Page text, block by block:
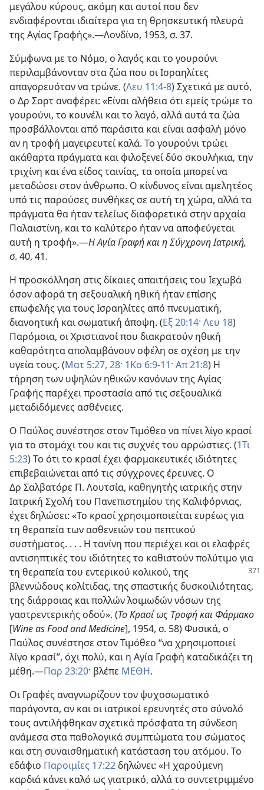
μεγάλου κύρους, ακόμη και αυτοί που δεν
ενδιαφέρονται ιδιαίτερα για τη θρησκευτική πλευρά
της Αγίας Γραφής».—Λονδίνο, 1953, σ. 37.
Σύμφωνα με το Νόμο, ο λαγός και το γουρούνι
περιλαμβάνονταν στα ζώα που οι Ισραηλίτες
απαγορευόταν να τρώνε. (Λευ 11:4-8) Σχετικά με αυτό,
ο Δρ Σορτ αναφέρει: «Είναι αλήθεια ότι εμείς τρώμε το
γουρούνι, το κουνέλι και το λαγό, αλλά αυτά τα ζώα
προσβάλλονται από παράσιτα και είναι ασφαλή μόνο
αν η τροφή μαγειρευτεί καλά. Το γουρούνι τρώει
ακάθαρτα πράγματα και φιλοξενεί δύο σκουλήκια, την
τριχίνη και ένα είδος ταινίας, τα οποία μπορεί να
μεταδώσει στον άνθρωπο. Ο κίνδυνος είναι αμελητέος
υπό τις παρούσες συνθήκες σε αυτή τη χώρα, αλλά τα
πράγματα θα ήταν τελείως διαφορετικά στην αρχαία
Παλαιστίνη, και το καλύτερο ήταν να αποφεύγεται
αυτή η τροφή».—Η Αγία Γραφή και η Σύγχρονη Ιατρική,
σ. 40, 41.
Η προσκόλληση στις δίκαιες απαιτήσεις του Ιεχωβά
όσον αφορά τη σεξουαλική ηθική ήταν επίσης
επωφελής για τους Ισραηλίτες από πνευματική,
διανοητική και σωματική άποψη. (Εξ 20:14· Λευ 18)
Παρόμοια, οι Χριστιανοί που διακρατούν ηθική
καθαρότητα απολαμβάνουν οφέλη σε σχέση με την
υγεία τους. (Ματ 5:27, 28· 1Κο 6:9-11· Απ 21:8) Η
τήρηση των υψηλών ηθικών κανόνων της Αγίας
Γραφής παρέχει προστασία από τις σεξουαλικά
μεταδιδόμενες ασθένειες.
Ο Παύλος συνέστησε στον Τιμόθεο να πίνει λίγο κρασί
για το στομάχι του και τις συχνές του αρρώστιες. (1Τι
5:23) Το ότι το κρασί έχει φαρμακευτικές ιδιότητες
επιβεβαιώνεται από τις σύγχρονες έρευνες. Ο
Δρ Σαλβατόρε Π. Λουτσία, καθηγητής ιατρικής στην
Ιατρική Σχολή του Πανεπιστημίου της Καλιφόρνιας,
έχει δηλώσει: «Το κρασί χρησιμοποιείται ευρέως για
τη θεραπεία των ασθενειών του πεπτικού
συστήματος. . . . Η τανίνη που περιέχει και οι ελαφρές
αντισηπτικές του ιδιότητες το καθιστούν πολύτιμο για
τη θεραπεία του εντερικού κολικού, της
βλεννώδους κολίτιδας, της σπαστικής δυσκοιλιότητας,
της διάρροιας και πολλών λοιμωδών νόσων της
γαστρεντερικής οδού». (Το Κρασί ως Τροφή και Φάρμακο
[Wine as Food and Medicine], 1954, σ. 58) Φυσικά, ο
Παύλος συνέστησε στον Τιμόθεο “να χρησιμοποιεί
λίγο κρασί”, όχι πολύ, και η Αγία Γραφή καταδικάζει τη
μέθη.—Παρ 23:20· βλέπε ΜΕΘΗ.
Οι Γραφές αναγνωρίζουν τον ψυχοσωματικό
παράγοντα, αν και οι ιατρικοί ερευνητές στο σύνολό
τους αντιλήφθηκαν σχετικά πρόσφατα τη σύνδεση
ανάμεσα στα παθολογικά συμπτώματα του σώματος
και στη συναισθηματική κατάσταση του ατόμου. Το
εδάφιο Παροιμίες 17:22δηλώνει: «Η χαρούμενη
καρδιά κάνει καλό ως γιατρικό, αλλά το συντετριμμένο